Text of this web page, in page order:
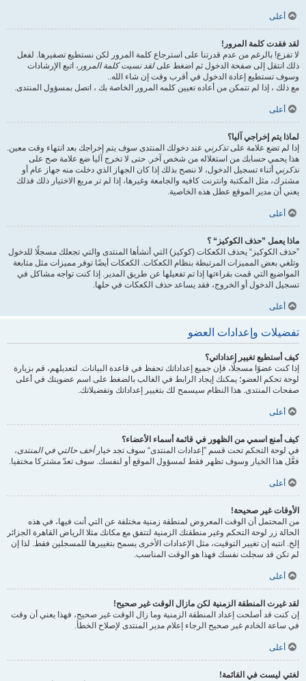
أعلى
لقد فقدت كلمة المرور!
لا تفزع! بالرغم من عدم قدرتنا على استرجاع كلمة المرور لكن نستطيع تصفيرها. لفعل
ذلك انتقل إلى صفحة الدخول ثم اضغط علىلقد نسيت كلمة المرور ، اتبع الإرشادات
وسوف تستطيع إعادة الدخول في أقرب وقت إن شاء الله..
مع ذلك ، إذا لم تتمكن من أعاده تعيين كلمه المرور الخاصة بك ، اتصل بمسؤول المنتدى.
أعلى
لماذا يتم إخراجي آليا؟
إذا لم تضع علامة علىتذكرني عند دخولك المنتدى سوف يتم إخراجك بعد انتهاء وقت معين.
هذا يحمي حسابك من استغلاله من شخص آخر. حتى لا تخرج آليا ضع علامة صح على
تذكرني أثناء تسجيل الدخول، لا ننصح بذلك إذا كان الجهاز الذي دخلت منه جهاز عام أو
مشترك، مثل المكتبة وانترنت كافيه والجامعة وغيرها، إذا لم تر مربع الاختيار ذلك فذلك
يعني أن مدير الموقع عطل هذه الخاصية.
أعلى
ماذا يعمل ”حذف الكوكيز“ ؟
”حذف الكوكيز“ يحذف الكعكات (كوكيز) التي أنشأها المنتدى والتي تجعلك مسجلًا للدخول
وتلغي بعض المميزات المرتبطة بنظام الكعكات. الكعكات أيضًا توفر مميزات مثل متابعة
المواضيع التي قمت بقراءتها إذا تم تفعيلها عن طريق المدير. إذا كنت تواجه مشاكل في
تسجيل الدخول أو الخروج، فقد يساعد حذف الكعكات في حلها.
أعلى
تفضيلات وإعدادات العضو
كيف أستطيع تغيير إعداداتي؟
إذا كنت عضوًا مسجلًا، فإن جميع إعداداتك تحفظ في قاعدة البيانات. لتعديلهم، قم بزيارة
لوحة تحكم العضو؛ يمكنك إيجاد الرابط في الغالب بالضغط على اسم عضويتك في أعلى
صفحات المنتدى. هذا النظام سيسمح لك بتغيير إعداداتك وتفضيلاتك.
أعلى
كيف أمنع اسمي من الظهور في قائمة أسماء الأعضاء؟
في لوحة التحكم تحت قسم ”إعدادات المنتدى“ سوف تجد خيارأخف حالتي في المنتدى،
فعَّل هذا الخيار وسوف تظهر فقط لمسؤول الموقع أو لنفسك. سوف تعدّ مشتركا مختفيا.
أعلى
الأوقات غير صحيحة!
من المحتمل أن الوقت المعروض لمنطقة زمنية مختلفة عن التي أنت فيها، في هذه
الحالة زر لوحة التحكم وغير منطقتك الزمنية لتتفق مع مكانك مثلا الرياض القاهرة الجزائر
إلخ. انتبه إن تغيير التوقيت، مثل الإعدادات الأخرى يسمح بتغييرها للمسجلين فقط. لذا إن
لم تكن قد سجلت نفسك فهذا هو الوقت المناسب.
أعلى
لقد غيرت المنطقة الزمنية لكن مازال الوقت غير صحيح!
إن كنت قد أصلحت إعداد المنطقة الزمنية وما زال الوقت غير صحيح، فهذا يعني أن وقت
في ساعة الخادم غير صحيح الرجاء إعلام مدير المنتدى لإصلاح الخطأ.
أعلى
لغتي ليست في القائمة!